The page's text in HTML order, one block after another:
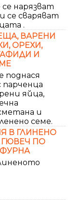
нарязват
се сваряват
.
ВАРЕНИ
ОРЕХИ,
И
поднася
парченца
яйца,
и
семе.
В ГЛИНЕНО
ГЮВЕЧ ПО